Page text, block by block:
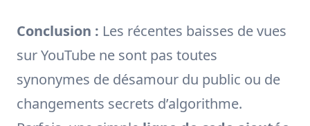
Conclusion : Les récentes baisses de vues
sur YouTube ne sont pas toutes
synonymes de désamour du public ou de
changements secrets d’algorithme.